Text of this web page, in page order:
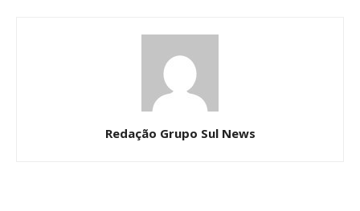
Redação Grupo Sul News